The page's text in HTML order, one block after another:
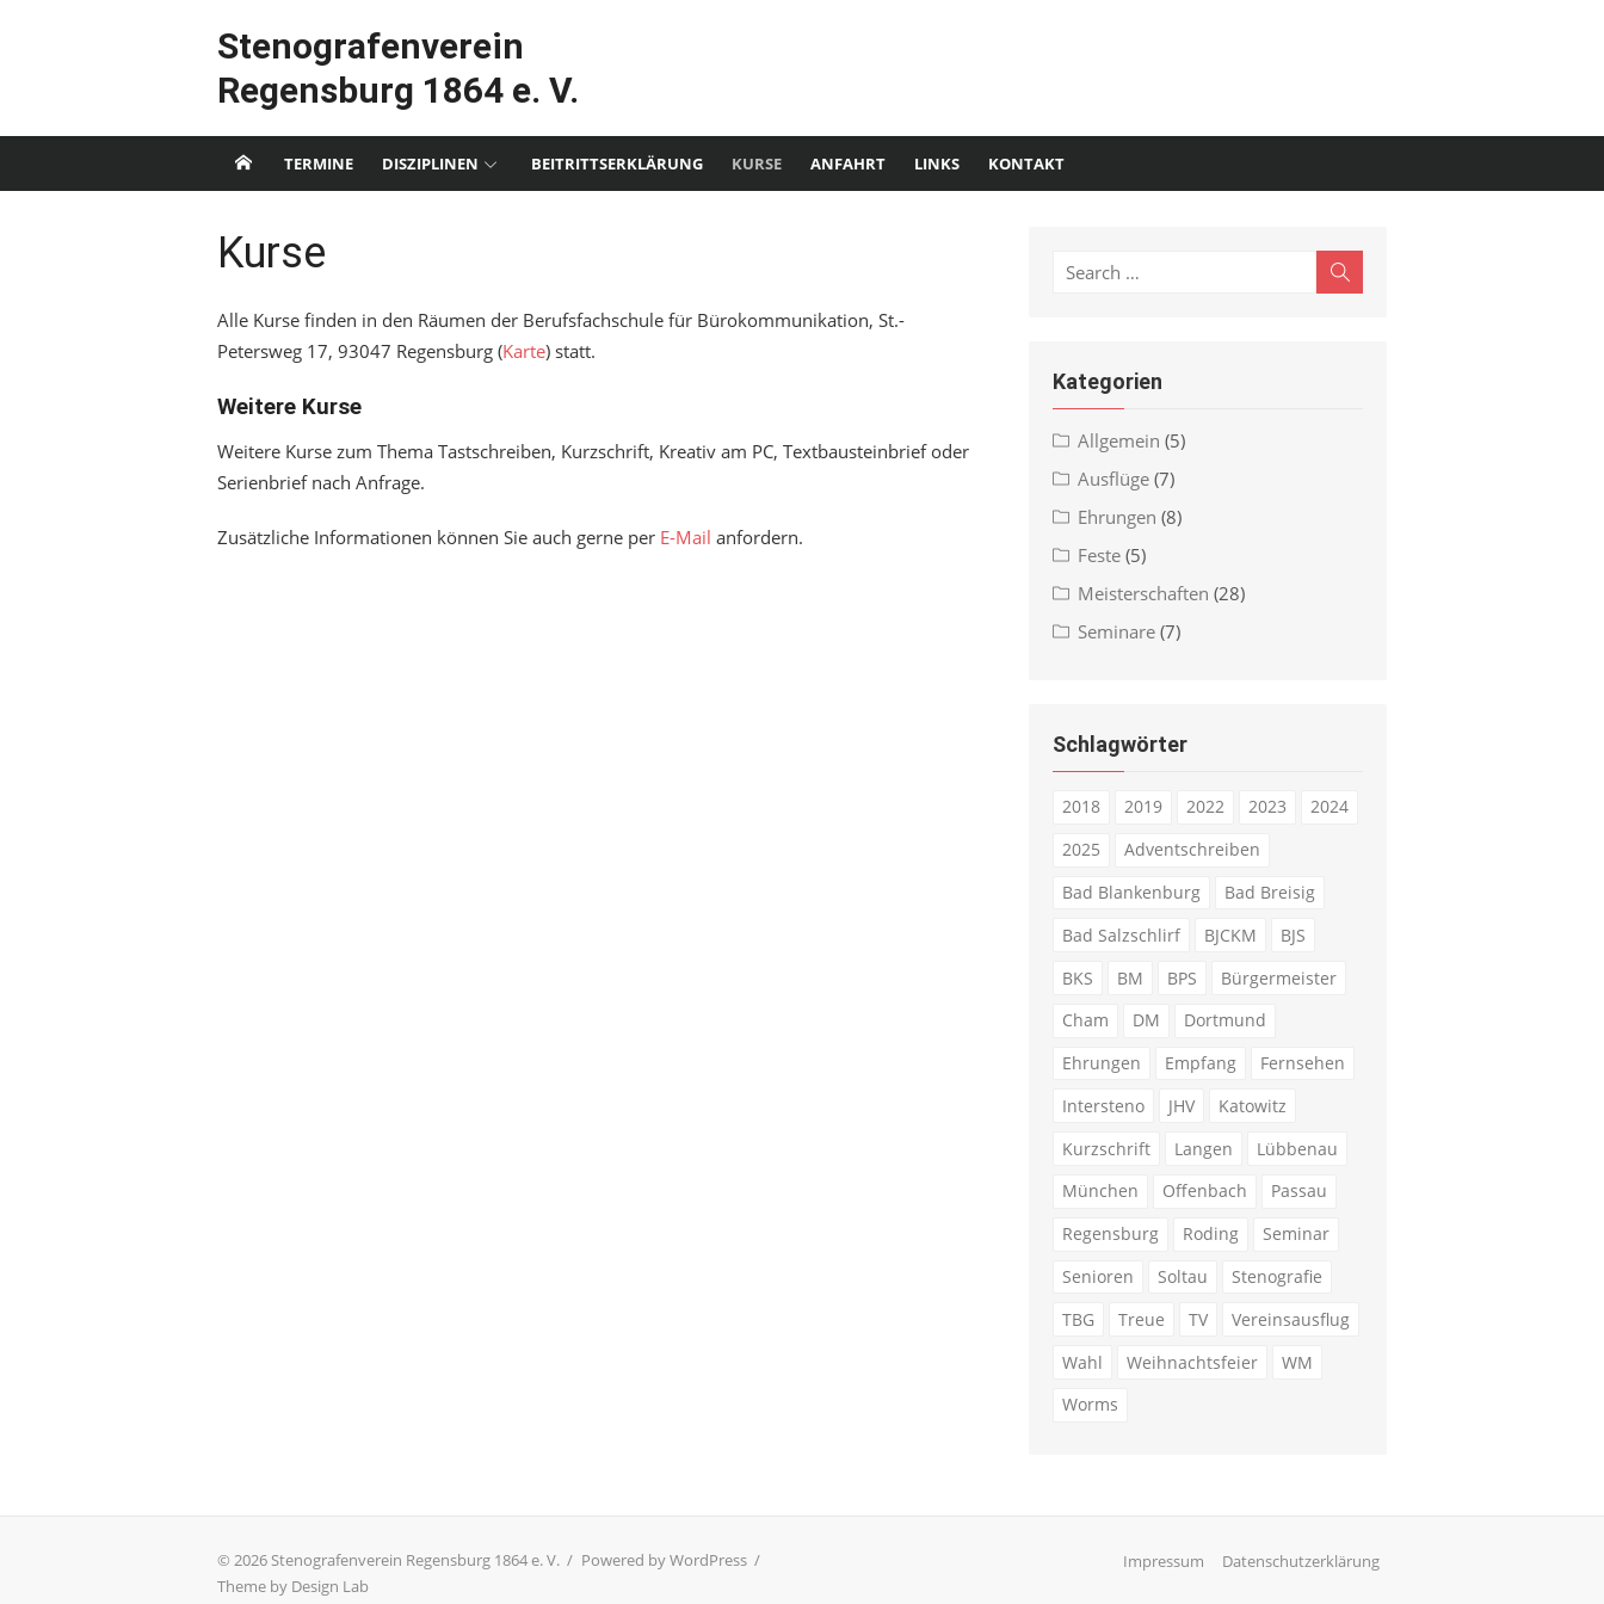
Stenografenverein
Regensburg 1864 e. V.
TERMINE DISZIPLINEN BEITRITTSERKLÄRUNG KURSE ANFAHRT LINKS KONTAKT
Kurse
Alle Kurse finden in den Räumen der Berufsfachschule für Bürokommunikation, St.-
Petersweg 17, 93047 Regensburg (Karte) statt.
Weitere Kurse
Weitere Kurse zum Thema Tastschreiben, Kurzschrift, Kreativ am PC, Textbausteinbrief oder
Serienbrief nach Anfrage.
Zusätzliche Informationen können Sie auch gerne per E-Mail anfordern.
Search
Kategorien
Allgemein (5)
Ausflüge (7)
Ehrungen (8)
Feste (5)
Meisterschaften (28)
Seminare (7)
Schlagwörter
2018 2019 2022 2023
2024
2025
Adventschreiben
Bad Blankenburg
Bad Breisig
Bad Salzschlirf
BJCKM
BJS
BKS
BM BPS
Bürgermeister
Cham
DM
Dortmund
Ehrungen
Empfang
Fernsehen
Intersteno
JHV
Katowitz
Kurzschrift
Langen
Lübbenau
München
Offenbach
Passau
Regensburg
Roding
Seminar
Senioren
Soltau
Stenografie
TBG
Treue TV
Vereinsausflug
Wahl
Weihnachtsfeier
WM
Worms
© 2026 Stenografenverein Regensburg 1864 e. V. / Powered by WordPress /
Theme by Design Lab
Impressum Datenschutzerklärung